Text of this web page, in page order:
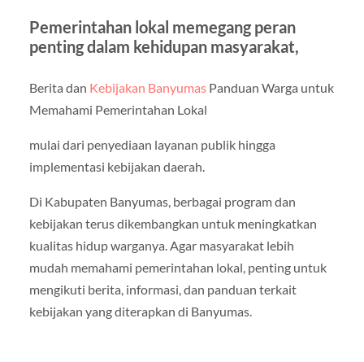
Pemerintahan lokal memegang peran
penting dalam kehidupan masyarakat,
Berita dan Kebijakan BanyumasPanduan Warga untuk
Memahami Pemerintahan Lokal
mulai dari penyediaan layanan publik hingga
implementasi kebijakan daerah.
Di Kabupaten Banyumas, berbagai program dan
kebijakan terus dikembangkan untuk meningkatkan
kualitas hidup warganya. Agar masyarakat lebih
mudah memahami pemerintahan lokal, penting untuk
mengikuti berita, informasi, dan panduan terkait
kebijakan yang diterapkan di Banyumas.